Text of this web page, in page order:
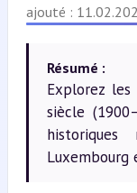
ajouté :
Résumé :
Explorez
siècle
Luxembourg